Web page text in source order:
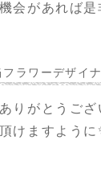
会があれば
フラワーデザイ
りがとうご
けますように